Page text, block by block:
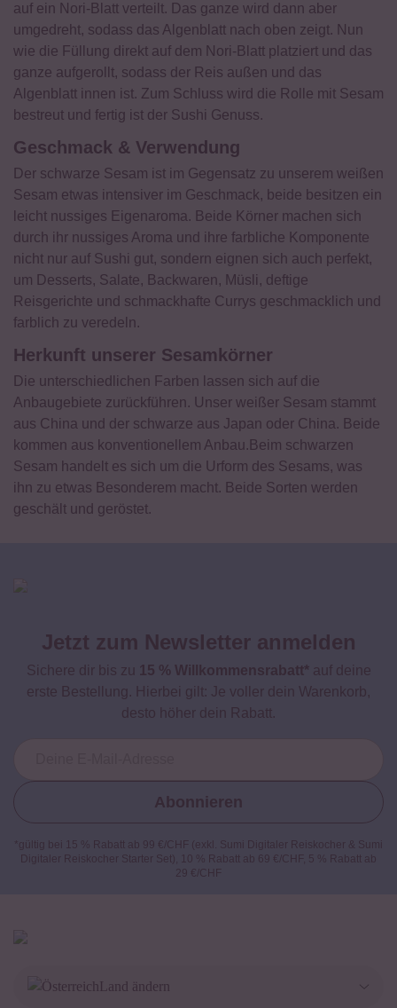
auf ein Nori-Blatt verteilt. Das ganze wird dann aber
umgedreht, sodass das Algenblatt nach oben zeigt. Nun
wie die Füllung direkt auf dem Nori-Blatt platziert und das
ganze aufgerollt, sodass der Reis außen und das
Algenblatt innen ist. Zum Schluss wird die Rolle mit Sesam
bestreut und fertig ist der Sushi Genuss.
Geschmack & Verwendung
Der schwarze Sesam ist im Gegensatz zu unserem weißen
Sesam etwas intensiver im Geschmack, beide besitzen ein
leicht nussiges Eigenaroma. Beide Körner machen sich
durch ihr nussiges Aroma und ihre farbliche Komponente
nicht nur auf Sushi gut, sondern eignen sich auch perfekt,
um Desserts, Salate, Backwaren, Müsli, deftige
Reisgerichte und schmackhafte Currys geschmacklich und
farblich zu veredeln.
Herkunft unserer Sesamkörner
Die unterschiedlichen Farben lassen sich auf die
Anbaugebiete zurückführen. Unser weißer Sesam stammt
aus China und der schwarze aus Japan oder China. Beide
kommen aus konventionellem Anbau.Beim schwarzen
Sesam handelt es sich um die Urform des Sesams, was
ihn zu etwas Besonderem macht. Beide Sorten werden
geschält und geröstet.
Jetzt zum Newsletter anmelden
Sichere dir bis zu 15 % Willkommensrabatt*auf deine
erste Bestellung. Hierbei gilt: Je voller dein Warenkorb,
desto höher dein Rabatt.
Abonnieren
*gültig bei 15 % Rabatt ab 99 €/CHF (exkl. Sumi Digitaler Reiskocher & Sumi
Digitaler Reiskocher Starter Set), 10 % Rabatt ab 69 €/CHF, 5 % Rabatt ab
29 €/CHF
Land ändern